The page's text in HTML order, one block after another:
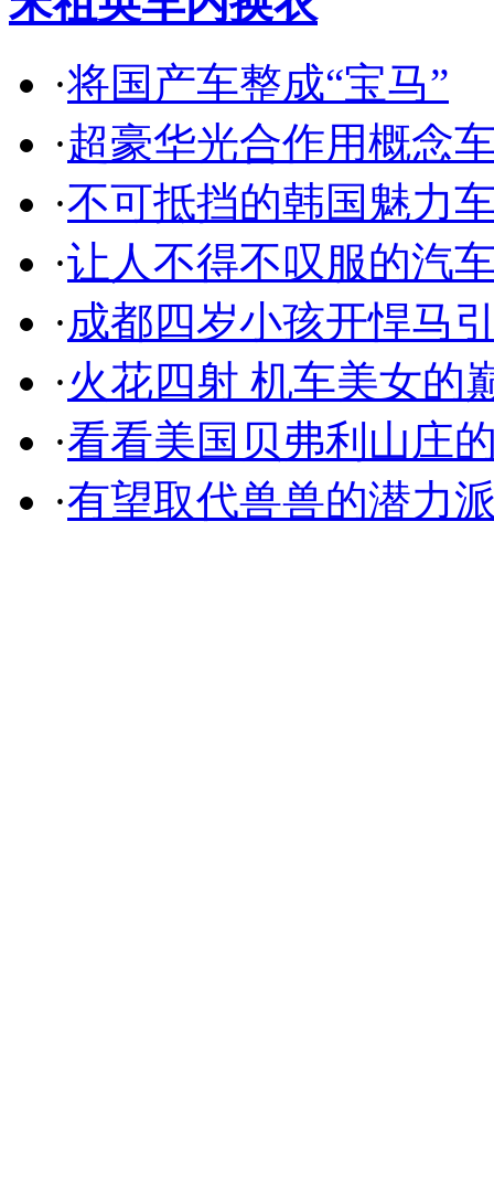
·将国产车整成“宝马”
·超豪华光合作用概念
·不可抵挡的韩国魅力
·让人不得不叹服的汽
·成都四岁小孩开悍马
·火花四射 机车美女的
·看看美国贝弗利山庄
·有望取代兽兽的潜力